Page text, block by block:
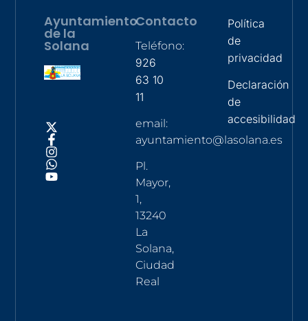
Ayuntamiento
de la
Solana
Contacto
Teléfono:
926
63 10
11
email:
ayuntamiento@lasolana.es
Pl.
Mayor,
1,
13240
La
Solana,
Ciudad
Real
Política
de
privacidad
Declaración
de
accesibilidad